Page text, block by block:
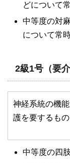
どについて
中等度の対
について常
2級1号（要介
神経系統の機
護を要するもの
中等度の四